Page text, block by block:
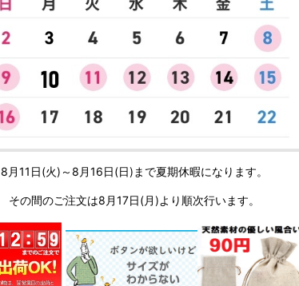
8月11日(火)～8月16日(日)まで夏期休暇になります。
その間のご注文は8月17日(月)より順次行います。